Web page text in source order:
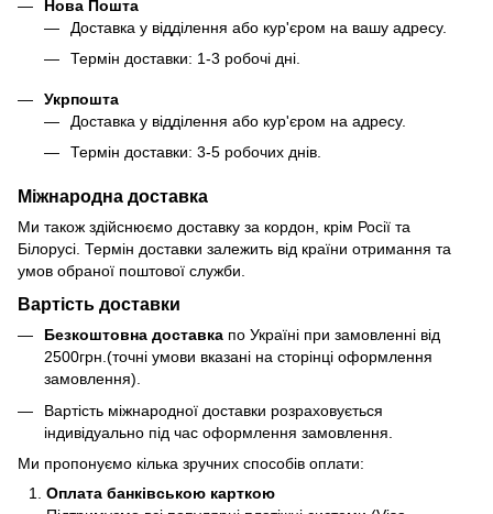
Нова Пошта
Доставка у відділення або кур'єром на вашу адресу.
Термін доставки: 1-3 робочі дні.
Укрпошта
Доставка у відділення або кур'єром на адресу.
Термін доставки: 3-5 робочих днів.
Міжнародна доставка
Ми також здійснюємо доставку за кордон, крім Росії та
Білорусі. Термін доставки залежить від країни отримання та
умов обраної поштової служби.
Вартість доставки
Безкоштовна доставка по Україні при замовленні від
2500грн.(точні умови вказані на сторінці оформлення
замовлення).
Вартість міжнародної доставки розраховується
індивідуально під час оформлення замовлення.
Ми пропонуємо кілька зручних способів оплати:
Оплата банківською карткою